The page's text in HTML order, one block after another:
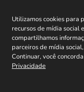
Utilizamos cookies para
recursos de mídia social
compartilhamos
parceiros de mídia
Continuar, você
Privacidade
CADASTRE-SE
RECEBA